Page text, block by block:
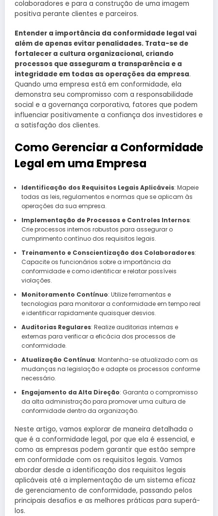
colaboradores e para a construção de uma imagem
positiva perante clientes e parceiros.
Entender a importância da conformidade legal vai
além de apenas evitar penalidades. Trata-se de
fortalecer a cultura organizacional, criando
processos que asseguram a transparência e a
integridade em todas as operações da empresa.
Quando uma empresa está em conformidade, ela
demonstra seu compromisso com a responsabilidade
social e a governança corporativa, fatores que podem
influenciar positivamente a confiança dos investidores e
a satisfação dos clientes.
Como Gerenciar a Conformidade
Legal em uma Empresa
Identificação dos Requisitos Legais Aplicáveis: Mapeie
todas as leis, regulamentos e normas que se aplicam às
operações da sua empresa.
Implementação de Processos e Controles Internos:
Crie processos internos robustos para assegurar o
cumprimento contínuo dos requisitos legais.
Treinamento e Conscientização dos Colaboradores:
Capacite os funcionários sobre a importância da
conformidade e como identificar e relatar possíveis
violações.
Monitoramento Contínuo: Utilize ferramentas e
tecnologias para monitorar a conformidade em tempo real
e identificar rapidamente quaisquer desvios.
Auditorias Regulares: Realize auditorias internas e
externas para verificar a eficácia dos processos de
conformidade.
Atualização Contínua: Mantenha-se atualizado com as
mudanças na legislação e adapte os processos conforme
necessário.
Engajamento da Alta Direção: Garanta o compromisso
da alta administração para promover uma cultura de
conformidade dentro da organização.
Neste artigo, vamos explorar de maneira detalhada o
que é a conformidade legal, por que ela é essencial, e
como as empresas podem garantir que estão sempre
em conformidade com os requisitos legais. Vamos
abordar desde a identificação dos requisitos legais
aplicáveis até a implementação de um sistema eficaz
de gerenciamento de conformidade, passando pelos
principais desafios e as melhores práticas para superá-
los.